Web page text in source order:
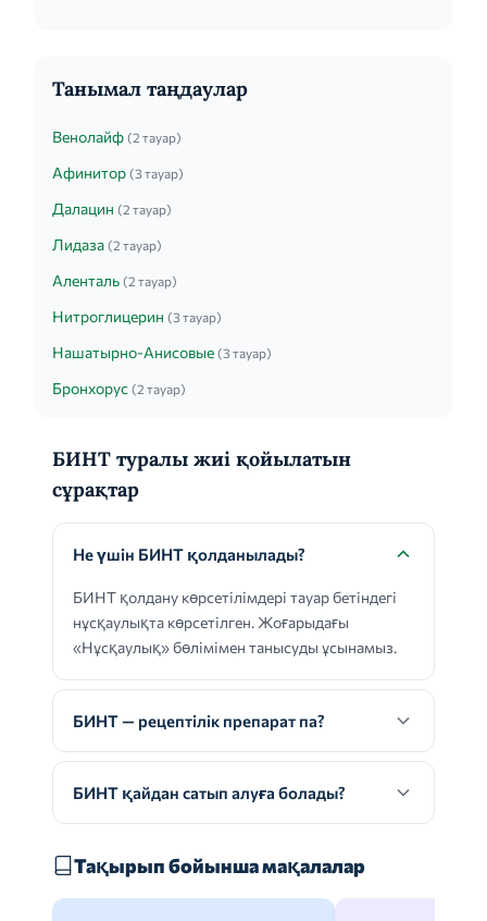
Танымал таңдаулар
Венолайф (2 тауар)
Афинитор (3 тауар)
Далацин (2 тауар)
Лидаза (2 тауар)
Аленталь (2 тауар)
Нитроглицерин (3 тауар)
Нашатырно-Анисовые (3 тауар)
Бронхорус (2 тауар)
БИНТ туралы жиі қойылатын
сұрақтар
Не үшін БИНТ қолданылады?
БИНТ қолдану көрсетілімдері тауар бетіндегі
нұсқаулықта көрсетілген. Жоғарыдағы
«Нұсқаулық» бөлімімен танысуды ұсынамыз.
БИНТ — рецептілік препарат па?
БИНТ қайдан сатып алуға болады?
Тақырып бойынша мақалалар